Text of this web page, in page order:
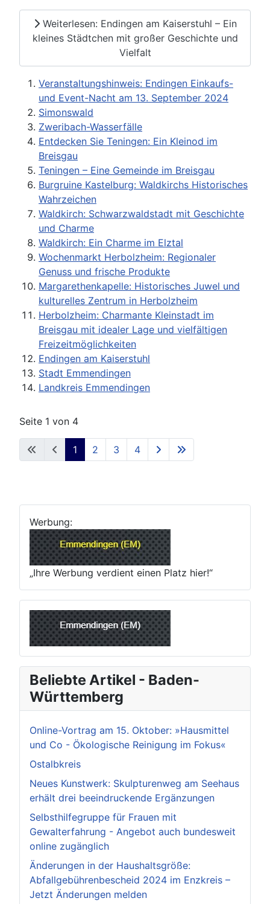
Weiterlesen: Endingen am Kaiserstuhl – Ein
kleines Städtchen mit großer Geschichte und
Vielfalt
Veranstaltungshinweis: Endingen Einkaufs-
und Event-Nacht am 13. September 2024
Simonswald
Zweribach-Wasserfälle
Entdecken Sie Teningen: Ein Kleinod im
Breisgau
Teningen – Eine Gemeinde im Breisgau
Burgruine Kastelburg: Waldkirchs Historisches
Wahrzeichen
Waldkirch: Schwarzwaldstadt mit Geschichte
und Charme
Waldkirch: Ein Charme im Elztal
Wochenmarkt Herbolzheim: Regionaler
Genuss und frische Produkte
Margarethenkapelle: Historisches Juwel und
kulturelles Zentrum in Herbolzheim
Herbolzheim: Charmante Kleinstadt im
Breisgau mit idealer Lage und vielfältigen
Freizeitmöglichkeiten
Endingen am Kaiserstuhl
Stadt Emmendingen
Landkreis Emmendingen
Seite 1 von 4
1 2 3 4
Werbung:
„Ihre Werbung verdient einen Platz hier!“
Beliebte Artikel - Baden-
Württemberg
Online-Vortrag am 15. Oktober: »Hausmittel
und Co - Ökologische Reinigung im Fokus«
Ostalbkreis
Neues Kunstwerk: Skulpturenweg am Seehaus
erhält drei beeindruckende Ergänzungen
Selbsthilfegruppe für Frauen mit
Gewalterfahrung - Angebot auch bundesweit
online zugänglich
Änderungen in der Haushaltsgröße:
Abfallgebührenbescheid 2024 im Enzkreis –
Jetzt Änderungen melden